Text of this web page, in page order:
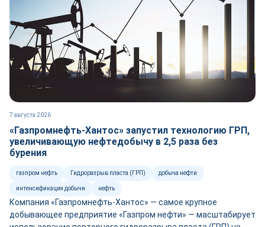
7 августа 2026
«Газпромнефть-Хантос» запустил технологию ГРП,
увеличивающую нефтедобычу в 2,5 раза без
бурения
газпром нефть Гидроразрыв пласта (ГРП) добыча нефти
интенсификация добычи нефть
Компания «Газпромнефть-Хантос» — самое крупное
добывающее предприятие «Газпром нефти» — масштабирует